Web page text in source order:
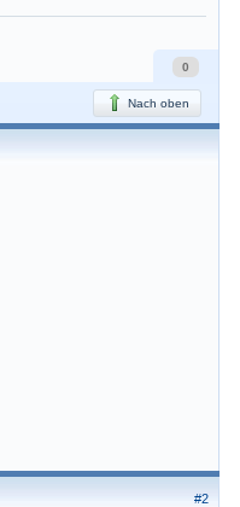
0
Nach oben
#2